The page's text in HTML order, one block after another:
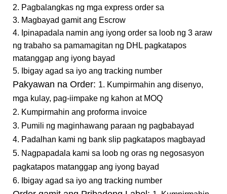
2. Pagbalangkas ng mga express order sa
3. Magbayad gamit ang Escrow
4. Ipinapadala namin ang iyong order sa loob ng 3 araw
ng trabaho sa pamamagitan ng DHL pagkatapos
matanggap ang iyong bayad
5. Ibigay agad sa iyo ang tracking number
Pakyawan na Order: 1. Kumpirmahin ang disenyo,
mga kulay, pag-iimpake ng kahon at MOQ
2. Kumpirmahin ang proforma invoice
3. Pumili ng maginhawang paraan ng pagbabayad
4. Padalhan kami ng bank slip pagkatapos magbayad
5. Nagpapadala kami sa loob ng oras ng negosasyon
pagkatapos matanggap ang iyong bayad
6. Ibigay agad sa iyo ang tracking number